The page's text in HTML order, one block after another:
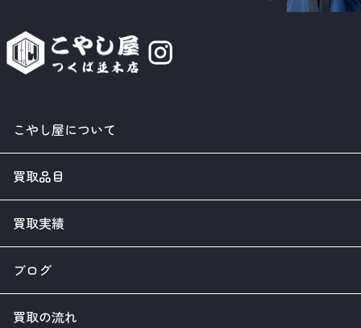
こやし屋について
買取品目
買取実績
ブログ
買取の流れ